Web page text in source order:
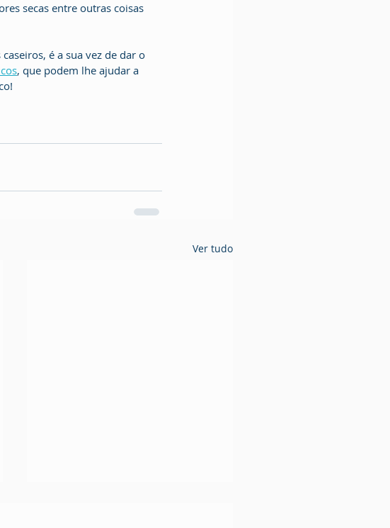
secas entre outras coisas
é a sua vez de dar o
, que podem lhe ajudar a
Ver tudo